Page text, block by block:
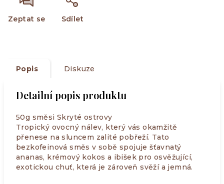
Zeptat se Sdílet
Popis Diskuze
Detailní popis produktu
50g směsi Skryté ostrovy
Tropický ovocný nálev, který vás okamžitě
přenese na sluncem zalité pobřeží. Tato
bezkofeinová směs v sobě spojuje šťavnatý
ananas, krémový kokos a ibišek pro osvěžující,
exotickou chuť, která je zároveň svěží a jemná.